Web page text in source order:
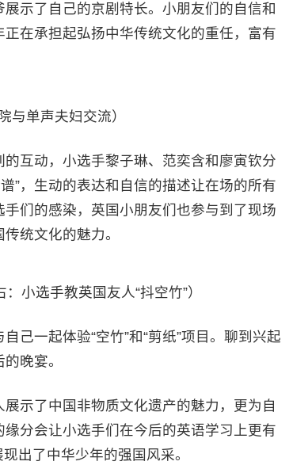
示了自己的京剧特长。小朋友们的自信和
在承担起弘扬中华传统文化的重任，富有
与单声夫妇交流）
互动，小选手黎子琳、范奕含和廖寅钦分
”，生动的表达和自信的描述让在场的所有
们的感染，英国小朋友们也参与到了现场
统文化的魅力。
小选手教英国友人“抖空竹”）
己一起体验“空竹”和“剪纸”项目。聊到兴起
晚宴。
示了中国非物质文化遗产的魅力，更为自
分会让小选手们在今后的英语学习上更有
出了中华少年的强国风采。